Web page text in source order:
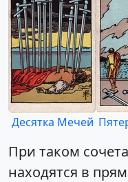
Десятка Мечей
При таком
находятся в